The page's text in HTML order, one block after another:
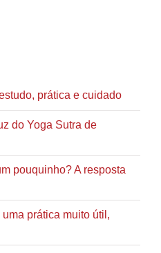
prática e cuidado
do Yoga Sutra de
pouquinho? A resposta
prática muito útil,